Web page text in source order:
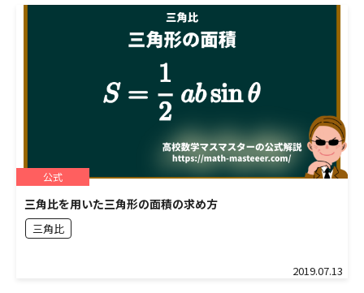
三角比を用いた三角形の面積の求め方
三角比
公式
2019.07.13